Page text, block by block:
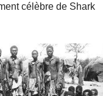
célèbre de Shark